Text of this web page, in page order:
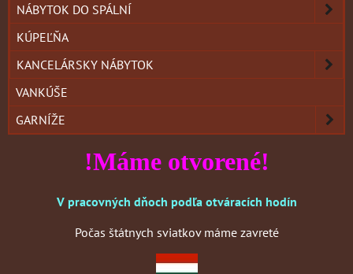
NÁBYTOK DO SPÁLNÍ
KÚPEĽŇA
KANCELÁRSKY NÁBYTOK
VANKÚŠE
GARNÍŽE
!Máme otvorené!
V pracovných dňoch podľa otváracích hodín
Počas štátnych sviatkov máme zavreté